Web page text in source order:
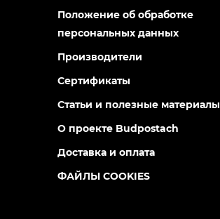
Положение об обработке
персональных данных
Производители
Сертификаты
Статьи и полезные материалы
О проекте Budpostach
Доставка и оплата
ФАЙЛЫ COOKIES